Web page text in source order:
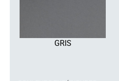
GRIS